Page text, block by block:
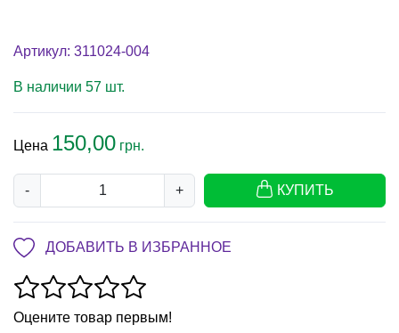
Артикул: 311024-004
В наличии 57 шт.
Цена 150,00 грн.
- + КУПИТЬ
ДОБАВИТЬ В ИЗБРАННОЕ
Оцените товар первым!